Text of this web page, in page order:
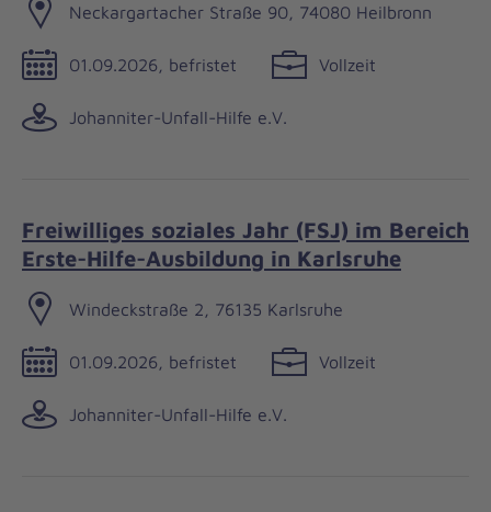
Neckargartacher Straße 90, 74080 Heilbronn
01.09.2026, befristet Vollzeit
Johanniter-Unfall-Hilfe e.V.
Freiwilliges soziales Jahr (FSJ) im Bereich
Erste-Hilfe-Ausbildung in Karlsruhe
Windeckstraße 2, 76135 Karlsruhe
01.09.2026, befristet Vollzeit
Johanniter-Unfall-Hilfe e.V.